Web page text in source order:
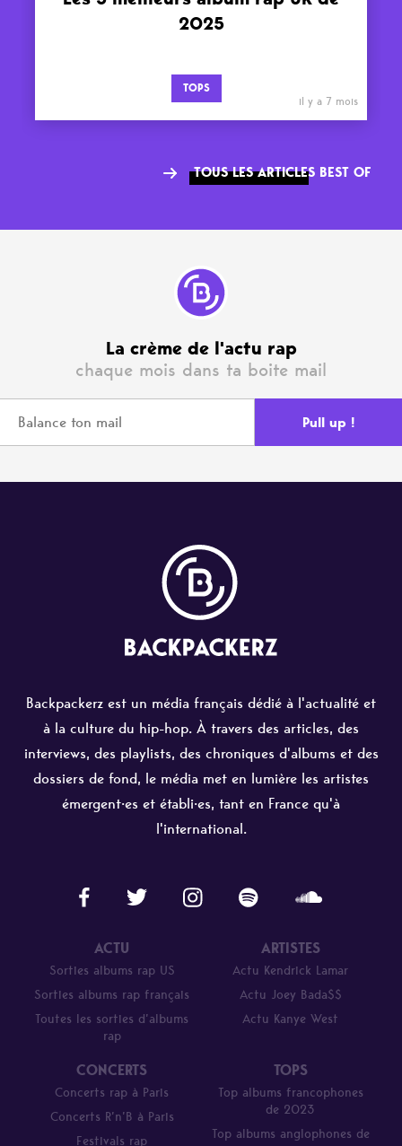
2025
TOPS
il y a 7 mois
TOUS LES ARTICLES BEST OF
La crème de l'actu rap
chaque mois dans ta boite mail
Backpackerz est un média français dédié à l'actualité et
à la culture du hip-hop. À travers des articles, des
interviews, des playlists, des chroniques d'albums et des
dossiers de fond, le média met en lumière les artistes
émergent·es et établi·es, tant en France qu'à
l'international.
ACTU
Sorties albums rap US
Sorties albums rap français
Toutes les sorties d’albums
rap
ARTISTES
Actu Kendrick Lamar
Actu Joey Bada$$
Actu Kanye West
CONCERTS
Concerts rap à Paris
Concerts R’n’B à Paris
Festivals rap
TOPS
Top albums francophones
de 2023
Top albums anglophones de